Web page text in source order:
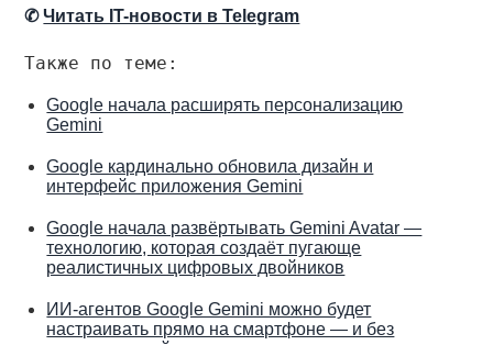
✆Читать IT-новости в Telegram
Также по теме:
Google начала расширять персонализацию
Gemini
Google кардинально обновила дизайн и
интерфейс приложения Gemini
Google начала развёртывать Gemini Avatar —
технологию, которая создаёт пугающе
реалистичных цифровых двойников
ИИ-агентов Google Gemini можно будет
настраивать прямо на смартфоне — и без